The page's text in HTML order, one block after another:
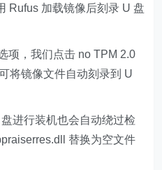
Rufus 加载镜像后刻录 U 盘
，我们点击 no TPM 2.0
将镜像文件自动刻录到 U
行装机也会自动绕过检
替换为空文件